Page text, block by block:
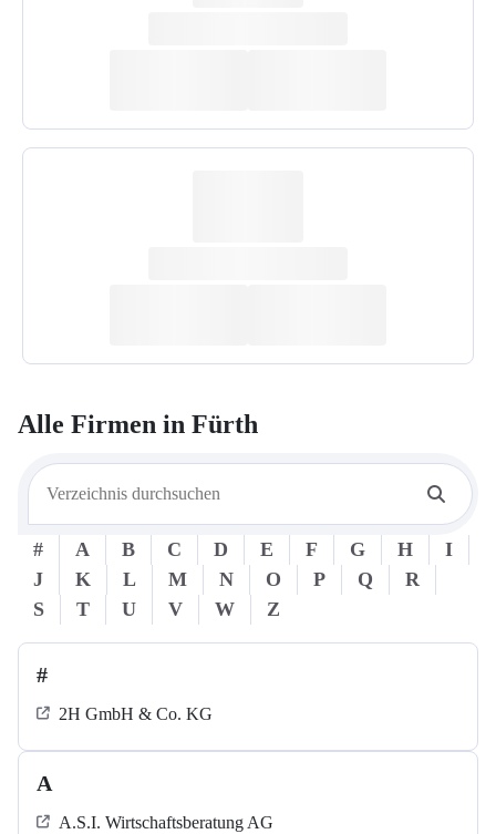
Alle Firmen in Fürth
# A B C D E F G H
I
J
K L M N O P Q
R
S
T U V W Z
#
2H GmbH & Co. KG
A
A.S.I. Wirtschaftsberatung AG